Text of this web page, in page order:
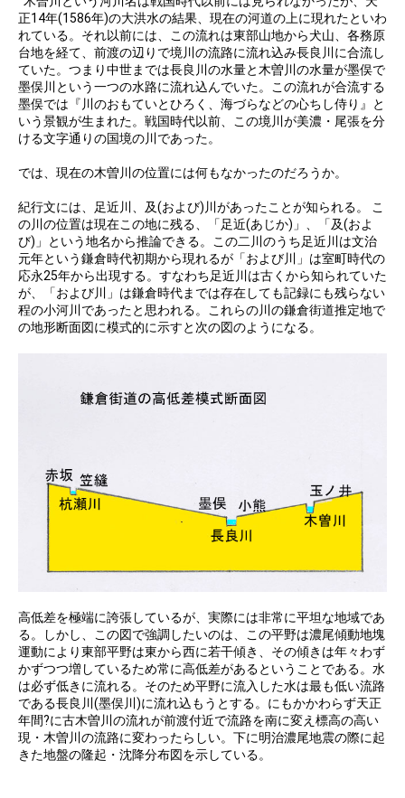
正14年(1586年)の大洪水の結果、現在の河道の上に現れたといわ
れている。それ以前には、この流れは東部山地から犬山、各務原
台地を経て、前渡の辺りで境川の流路に流れ込み長良川に合流し
ていた。つまり中世までは長良川の水量と木曽川の水量が墨俣で
墨俣川という一つの水路に流れ込んでいた。この流れが合流する
墨俣では『川のおもていとひろく、海づらなどの心ちし侍り』と
いう景観が生まれた。戦国時代以前、この境川が美濃・尾張を分
ける文字通りの国境の川であった。
では、現在の木曽川の位置には何もなかったのだろうか。
紀行文には、足近川、及(および)川があったことが知られる。 こ
の川の位置は現在この地に残る、「足近(あじか)」、「及(およ
び)」という地名から推論できる。この二川のうち足近川は文治
元年という鎌倉時代初期から現れるが「および川」は室町時代の
応永25年から出現する。すなわち足近川は古くから知られていた
が、「および川」は鎌倉時代までは存在しても記録にも残らない
程の小河川であったと思われる。これらの川の鎌倉街道推定地で
の地形断面図に模式的に示すと次の図のようになる。
高低差を極端に誇張しているが、実際には非常に平坦な地域であ
る。しかし、この図で強調したいのは、この平野は濃尾傾動地塊
運動により東部平野は東から西に若干傾き、その傾きは年々わず
かずつつ増しているため常に高低差があるということである。水
は必ず低きに流れる。そのため平野に流入した水は最も低い流路
である長良川(墨俣川)に流れ込もうとする。にもかかわらず天正
年間?に古木曽川の流れが前渡付近で流路を南に変え標高の高い
現・木曽川の流路に変わったらしい。下に明治濃尾地震の際に起
きた地盤の隆起・沈降分布図を示している。